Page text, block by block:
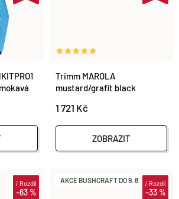
281
Trimm MAROLA
mustard/grafit black
1 721 Kč
ZOBRAZIT
–63 %
iRozdíl AKCE BUSHCRAFT DO 9. 8.
–33 %
iRozdíl